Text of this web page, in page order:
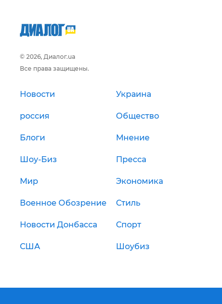
© 2026, Диалог.ua
Все права защищены.
Новости Украина
россия Общество
Блоги Мнение
Шоу-Биз Пресса
Мир Экономика
Военное Обозрение Стиль
Новости Донбасса Спорт
США Шоубиз